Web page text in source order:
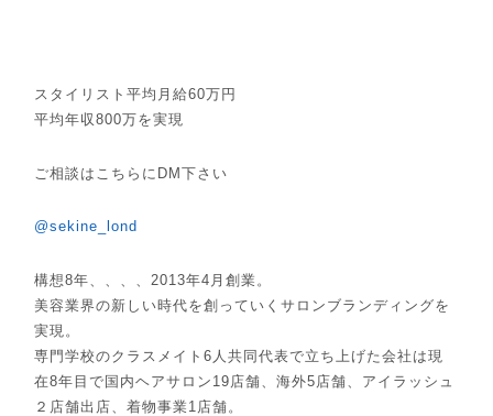
スタイリスト平均月給60万円
平均年収800万を実現
ご相談はこちらにDM下さい
@sekine_lond
構想8年、、、、2013年4月創業。
美容業界の新しい時代を創っていくサロンブランディングを
実現。
専門学校のクラスメイト6人共同代表で立ち上げた会社は現
在8年目で国内ヘアサロン19店舗、海外5店舗、アイラッシュ
２店舗出店、着物事業1店舗。